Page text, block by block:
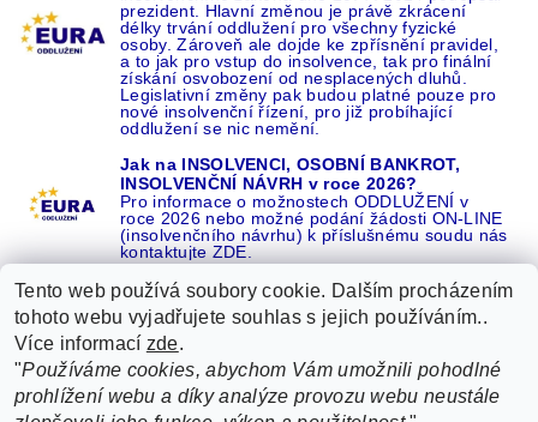
prezident. Hlavní změnou je právě zkrácení
délky trvání oddlužení pro všechny fyzické
osoby. Zároveň ale dojde ke zpřísnění pravidel,
a to jak pro vstup do insolvence, tak pro finální
získání osvobození od nesplacených dluhů.
Legislativní změny pak budou platné pouze pro
nové insolvenční řízení, pro již probíhající
oddlužení se nic nemění.
Jak na INSOLVENCI, OSOBNÍ BANKROT,
INSOLVENČNÍ NÁVRH v roce 2026?
Pro informace o možnostech ODDLUŽENÍ v
roce 2026 nebo možné podání žádosti ON-LINE
(insolvenčního návrhu) k příslušnému soudu nás
kontaktujte ZDE.
Recenze o NÁS na GOOGLE 16 let REFERENCÍ v celé ČR |
Recenze o NÁS na SEZNAMU |
ŽÁDEJTE život BEZ DLUHŮ nebo EXEKUCÍ ZDE
Tento web používá soubory cookie. Dalším procházením
tohoto webu vyjadřujete souhlas s jejich používáním..
Více informací zde.
"Používáme cookies, abychom Vám umožnili pohodlné
prohlížení webu a díky analýze provozu webu neustále